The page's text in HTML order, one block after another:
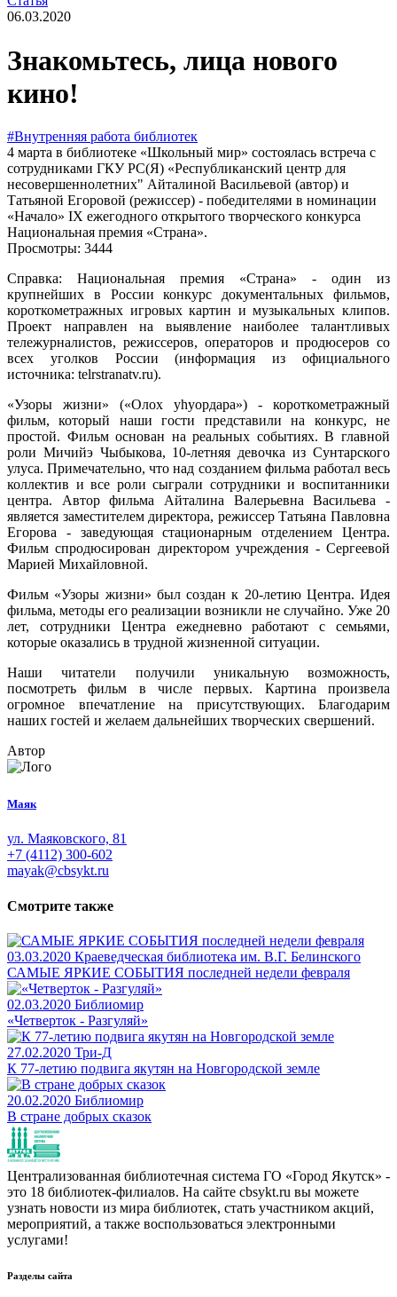
06.03.2020
Знакомьтесь, лица нового
кино!
#Внутренняя работа библиотек
4 марта в библиотеке «Школьный мир» состоялась встреча с
сотрудниками ГКУ РС(Я) «Республиканский центр для
несовершеннолетних" Айталиной Васильевой (автор) и
Татьяной Егоровой (режиссер) - победителями в номинации
«Начало» IX ежегодного открытого творческого конкурса
Национальная премия «Страна».
Просмотры: 3444
Справка: Национальная премия «Страна» - один из
крупнейших в России конкурс документальных фильмов,
короткометражных игровых картин и музыкальных клипов.
Проект направлен на выявление наиболее талантливых
тележурналистов, режиссеров, операторов и продюсеров со
всех уголков России (информация из официального
источника: telrstranatv.ru).
«Узоры жизни» («Олох уhyoрдара») - короткометражный
фильм, который наши гости представили на конкурс, не
простой. Фильм основан на реальных событиях. В главной
роли Мичийэ Чыбыкова, 10-летняя девочка из Сунтарского
улуса. Примечательно, что над созданием фильма работал весь
коллектив и все роли сыграли сотрудники и воспитанники
центра. Автор фильма Айталина Валерьевна Васильева -
является заместителем директора, режиссер Татьяна Павловна
Егорова - заведующая стационарным отделением Центра.
Фильм спродюсирован директором учреждения - Сергеевой
Марией Михайловной.
Фильм «Узоры жизни» был создан к 20-летию Центра. Идея
фильма, методы его реализации возникли не случайно. Уже 20
лет, сотрудники Центра ежедневно работают с семьями,
которые оказались в трудной жизненной ситуации.
Наши читатели получили уникальную возможность,
посмотреть фильм в числе первых. Картина произвела
огромное впечатление на присутствующих. Благодарим
наших гостей и желаем дальнейших творческих свершений.
Автор
Маяк
ул. Маяковского, 81
+7 (4112) 300-602
mayak@cbsykt.ru
Смотрите также
03.03.2020 Краеведческая библиотека им. В.Г. Белинского
САМЫЕ ЯРКИЕ СОБЫТИЯ последней недели февраля
02.03.2020 Библиомир
«Четверток - Разгуляй»
27.02.2020 Три-Д
К 77-летию подвига якутян на Новгородской земле
20.02.2020 Библиомир
В стране добрых сказок
Централизованная библиотечная система ГО «Город Якутск» -
это 18 библиотек-филиалов. На сайте cbsykt.ru вы можете
узнать новости из мира библиотек, стать участником акций,
мероприятий, а также воспользоваться электронными
услугами!
Разделы сайта